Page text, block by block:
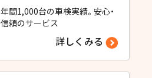
年間1,000台の車検実績。安心・
信頼のサービス
詳しくみる